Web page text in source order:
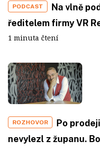
PODCAST
Na vlně
ředitelem firmy VR
1 minuta čtení
ROZHOVOR
Po
nevylezl z županu.